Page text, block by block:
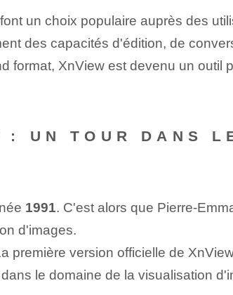
un choix populaire auprès des
des capacités d'édition, de
format, XnView est devenu un outil
UN TOUR DANS
1991. C'est alors que Pierre-
d'images.
première version officielle de
le domaine de la visualisation